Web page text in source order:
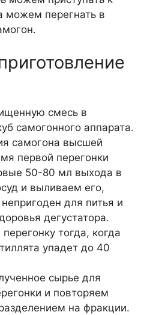
можем перегнать в
смесь в
самогонного аппарата.
самогона высшей
первой перегонки
50-80 мл выхода в
и выливаем его,
для питья и
дегустатора.
тогда, когда
упадет до 40
сырье для
и повторяем
на фракции.